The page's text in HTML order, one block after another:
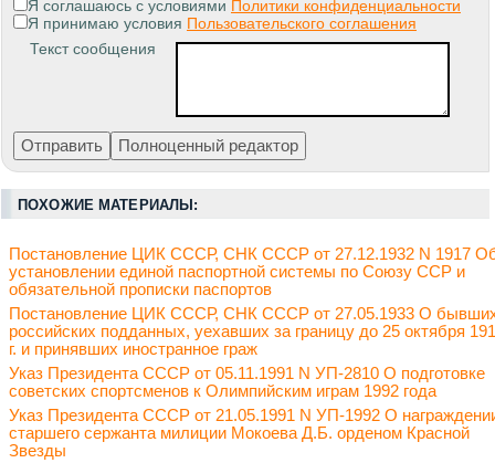
Я соглашаюсь с условиями Политики конфиденциальности
Я принимаю условия Пользовательского соглашения
Текст сообщения
ПОХОЖИЕ МАТЕРИАЛЫ:
Постановление ЦИК СССР, СНК СССР от 27.12.1932 N 1917
установлении единой паспортной системы по Союзу ССР и
обязательной прописки паспортов
Постановление ЦИК СССР, СНК СССР от 27.05.1933 О
российских подданных, уехавших за границу до 25 октября
г. и принявших иностранное граж
Указ Президента СССР от 05.11.1991 N УП-2810 О подготовке
советских спортсменов к Олимпийским играм 1992 года
Указ Президента СССР от 21.05.1991 N УП-1992 О
старшего сержанта милиции Мокоева Д.Б. орденом Красной
Звезды